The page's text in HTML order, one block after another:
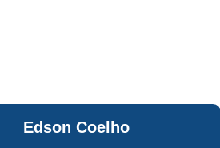
Waldirene
Monteiro